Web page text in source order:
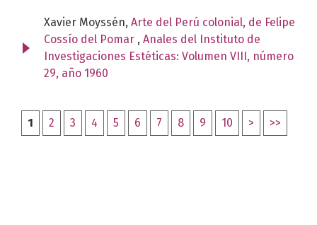
Xavier Moyssén, Arte del Perú colonial, de Felipe
Cossío del Pomar , Anales del Instituto de
Investigaciones Estéticas: Volumen VIII, número
29, año 1960
1 2 3 4 5 6 7 8 9 10 > >>